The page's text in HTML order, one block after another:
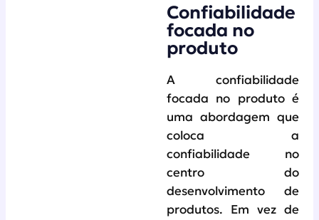
Confiabilidade
focada no
produto
A confiabilidade
focada no produto é
uma abordagem que
coloca a
confiabilidade no
centro do
desenvolvimento de
produtos. Em vez de